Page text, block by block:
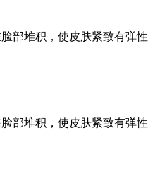
部堆积，使皮肤紧致有弹性
部堆积，使皮肤紧致有弹性